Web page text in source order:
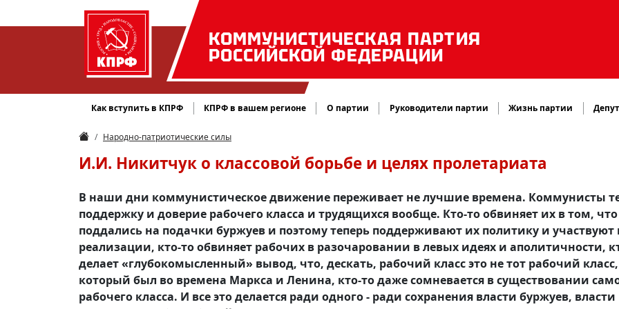
КОММУНИСТИЧЕСКАЯ ПАРТИЯ
РОССИЙСКОЙ ФЕДЕРАЦИИ
Как вступить в КПРФ КПРФ в вашем регионе О партии Руководители партии Жизнь партии
Народно-патриотические силы
И.И. Никитчук о классовой борьбе и целях пролетариата
В наши дни коммунистическое движение переживает не лучшие времена. Коммунисты
поддержку и доверие рабочего класса и трудящихся вообще. Кто-то обвиняет их в том,
поддались на подачки буржуев и поэтому теперь поддерживают их политику и участвуют
реализации, кто-то обвиняет рабочих в разочаровании в левых идеях и аполитичности,
делает «глубокомысленный» вывод, что, дескать, рабочий класс это не тот рабочий класс,
который был во времена Маркса и Ленина, кто-то даже сомневается в существовании
рабочего класса. И все это делается ради одного - ради сохранения власти буржуев, власти